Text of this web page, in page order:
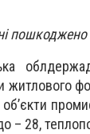
пошкоджено
житлового
– 28,